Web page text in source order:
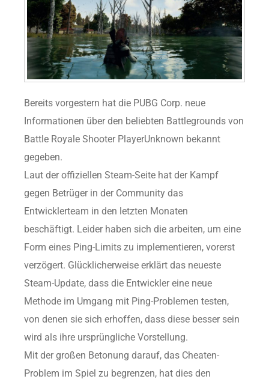
Bereits vorgestern hat die PUBG Corp. neue
Informationen über den beliebten Battlegrounds von
Battle Royale Shooter PlayerUnknown bekannt
gegeben.
Laut der offiziellen Steam-Seite hat der Kampf
gegen Betrüger in der Community das
Entwicklerteam in den letzten Monaten
beschäftigt. Leider haben sich die arbeiten, um eine
Form eines Ping-Limits zu implementieren, vorerst
verzögert. Glücklicherweise erklärt das neueste
Steam-Update, dass die Entwickler eine neue
Methode im Umgang mit Ping-Problemen testen,
von denen sie sich erhoffen, dass diese besser sein
wird als ihre ursprüngliche Vorstellung.
Mit der großen Betonung darauf, das Cheaten-
Problem im Spiel zu begrenzen, hat dies den